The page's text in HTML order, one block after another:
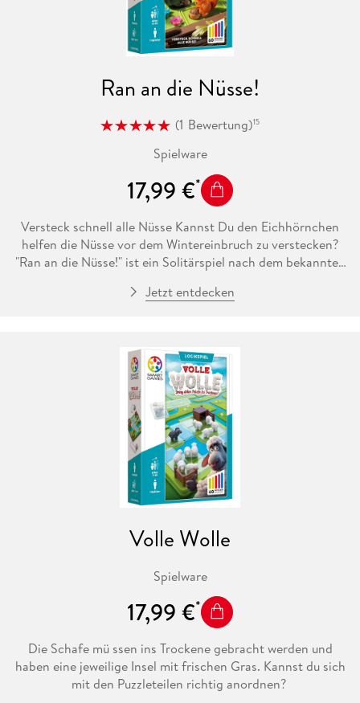
Ran an die Nüsse!
(1 Bewertung)15
Spielware
17,99 €
Versteck schnell alle Nüsse Kannst Du den Eichhörnchen
helfen die Nüsse vor dem Wintereinbruch zu verstecken?
"Ran an die Nüsse!" ist ein Solitärspiel nach dem bekannten
somit ist das Spiel optimal für unterwegs geeignet. 60
Jetzt entdecken
Volle Wolle
Spielware
17,99 €
Die Schafe mü ssen ins Trockene gebracht werden und
haben eine jeweilige Insel mit frischen Gras. Kannst du sich
mit den Puzzleteilen richtig anordnen?